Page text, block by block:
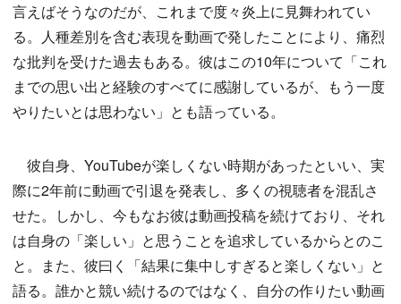
言えばそうなのだが、これまで度々炎上に見舞われてい
る。人種差別を含む表現を動画で発したことにより、痛烈
な批判を受けた過去もある。彼はこの10年について「これ
までの思い出と経験のすべてに感謝しているが、もう一度
やりたいとは思わない」とも語っている。
彼自身、YouTubeが楽しくない時期があったといい、実
際に2年前に動画で引退を発表し、多くの視聴者を混乱さ
せた。しかし、今もなお彼は動画投稿を続けており、それ
は自身の「楽しい」と思うことを追求しているからとのこ
と。また、彼曰く「結果に集中しすぎると楽しくない」と
語る。誰かと競い続けるのではなく、自分の作りたい動画